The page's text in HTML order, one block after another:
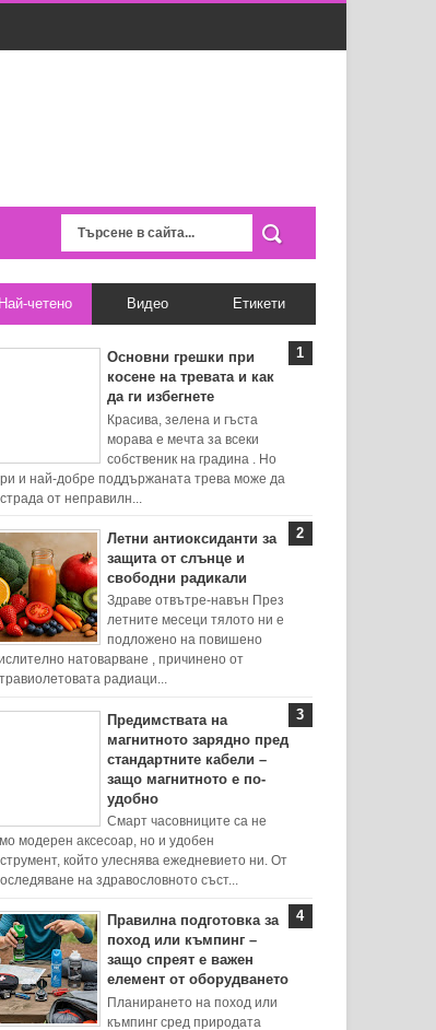
Най-четено Видео Етикети
Основни грешки при
косене на тревата и как
да ги избегнете
Красива, зелена и гъста
морава е мечта за всеки
собственик на градина . Но
и най-добре поддържаната трева може да
от неправилн...
Летни антиоксиданти за
защита от слънце и
свободни радикали
Здраве отвътре-навън През
летните месеци тялото ни е
подложено на повишено
натоварване , причинено от
радиаци...
Предимствата на
магнитното зарядно пред
стандартните кабели –
защо магнитното е по-
удобно
Смарт часовниците са не
модерен аксесоар, но и удобен
който улеснява ежедневието ни. От
на здравословното съст...
Правилна подготовка за
поход или къмпинг –
защо спреят е важен
елемент от оборудването
Планирането на поход или
къмпинг сред природата